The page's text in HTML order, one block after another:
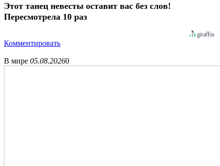
Этот танец невесты оставит вас без слов!
Пересмотрела 10 раз
Комментировать
В мире 05.08.20260